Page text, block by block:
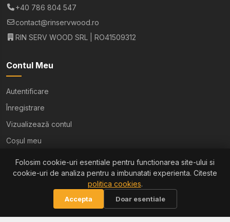
+40 786 804 547
contact@rinservwood.ro
RIN SERV WOOD SRL | RO41509312
Contul Meu
Autentificare
Înregistrare
Vizualizează contul
Coșul meu
Ajutor
Termeni și condiții
Politica de confidențialitate
Folosim cookie-uri esentiale pentru functionarea site-ului si
cookie-uri de analiza pentru a imbunatati experienta. Citeste
politica cookies.
Accepta Doar esentiale